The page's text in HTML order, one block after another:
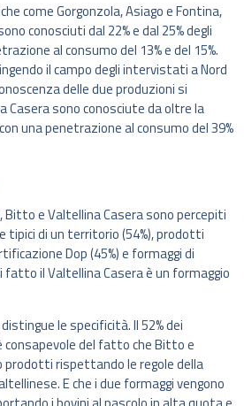
come Gorgonzola, Asiago e Fontina,
conosciuti dal 22% e dal 25% degli
al consumo del 13% e del 15%.
il campo degli intervistati a Nord
delle due produzioni si
Casera sono conosciute da oltre la
una penetrazione al consumo del 39%
Bitto e Valtellina Casera sono percepiti
tipici di un territorio (54%), prodotti
Dop (45%) e formaggi di
fatto il Valtellina Casera è un formaggio
le specificità. Il 52% dei
del fatto che Bitto e
prodotti rispettando le regole della
E che i due formaggi vengono